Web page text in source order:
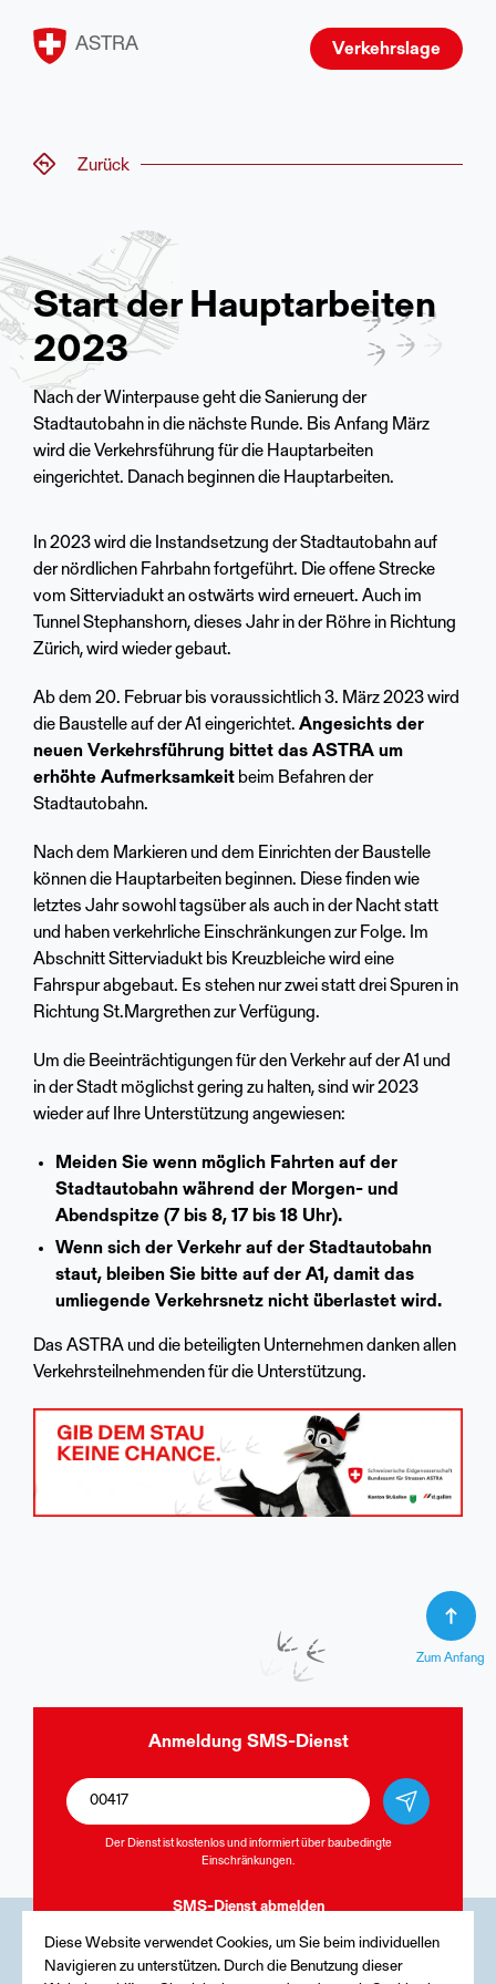
ASTRA Verkehrslage
Zurück
Start der Hauptarbeiten
2023
Nach der Winterpause geht die Sanierung der
Stadtautobahn in die nächste Runde. Bis Anfang März
wird die Verkehrsführung für die Hauptarbeiten
eingerichtet. Danach beginnen die Hauptarbeiten.
In 2023 wird die Instandsetzung der Stadtautobahn auf
der nördlichen Fahrbahn fortgeführt. Die offene Strecke
vom Sitterviadukt an ostwärts wird erneuert. Auch im
Tunnel Stephanshorn, dieses Jahr in der Röhre in Richtung
Zürich, wird wieder gebaut.
Ab dem 20. Februar bis voraussichtlich 3. März 2023 wird
die Baustelle auf der A1 eingerichtet. Angesichts der
neuen Verkehrsführung bittet das ASTRA um
erhöhte Aufmerksamkeit beim Befahren der
Stadtautobahn.
Nach dem Markieren und dem Einrichten der Baustelle
können die Hauptarbeiten beginnen. Diese finden wie
letztes Jahr sowohl tagsüber als auch in der Nacht statt
und haben verkehrliche Einschränkungen zur Folge. Im
Abschnitt Sitterviadukt bis Kreuzbleiche wird eine
Fahrspur abgebaut. Es stehen nur zwei statt drei Spuren in
Richtung St.Margrethen zur Verfügung.
Um die Beeinträchtigungen für den Verkehr auf der A1 und
in der Stadt möglichst gering zu halten, sind wir 2023
wieder auf Ihre Unterstützung angewiesen:
Meiden Sie wenn möglich Fahrten auf der
Stadtautobahn während der Morgen- und
Abendspitze (7 bis 8, 17 bis 18 Uhr).
Wenn sich der Verkehr auf der Stadtautobahn
staut, bleiben Sie bitte auf der A1, damit das
umliegende Verkehrsnetz nicht überlastet wird.
Das ASTRA und die beteiligten Unternehmen danken allen
Verkehrsteilnehmenden für die Unterstützung.
Zum Anfang
Anmeldung SMS-Dienst
Der Dienst ist kostenlos und informiert über baubedingte
Einschränkungen.
SMS-Dienst abmelden
Medien
Diese Website verwendet Cookies, um Sie beim individuellen
Navigieren zu unterstützen. Durch die Benutzung dieser